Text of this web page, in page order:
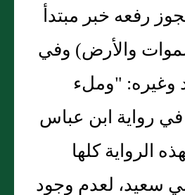
رفعه خبر مبتدأ
والأرض) وفي
وغيره: "وملء
رواية ابن عباس
الرواية كلها
سعيد، لعدم وجود